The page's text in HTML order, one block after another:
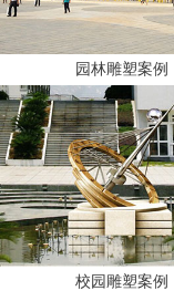
园林雕塑案例
校园雕塑案例